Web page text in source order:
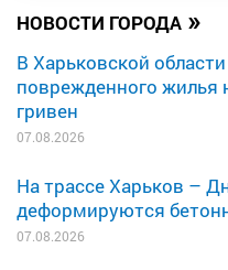
НОВОСТИ ГОРОДА »
В Харьковской
поврежденного жилья
гривен
07.08.2026
На трассе Харьков –
деформируются
07.08.2026